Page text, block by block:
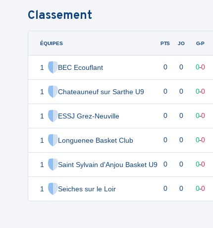
Classement
ÉQUIPES
1 BEC Ecouflant
1 Chateauneuf sur Sarthe U9
1 ESSJ Grez-Neuville
1 Longuenee Basket Club
1 Saint Sylvain d'Anjou Basket U9
1 Seiches sur le Loir
PTS JO G-P
0 0 0-0
0 0 0-0
0 0 0-0
0 0 0-0
0 0 0-0
0 0 0-0